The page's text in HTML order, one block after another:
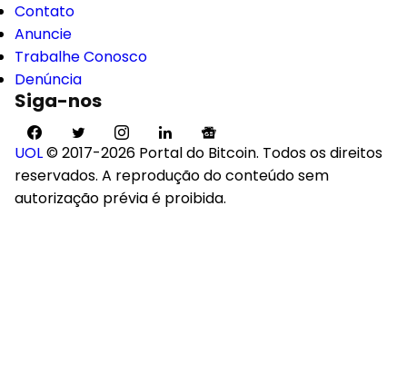
Contato
Anuncie
Trabalhe Conosco
Denúncia
Siga-nos
UOL© 2017-2026 Portal do Bitcoin. Todos os direitos
reservados. A reprodução do conteúdo sem
autorização prévia é proibida.